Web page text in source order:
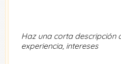
Haz una corta descripción
experiencia, intereses